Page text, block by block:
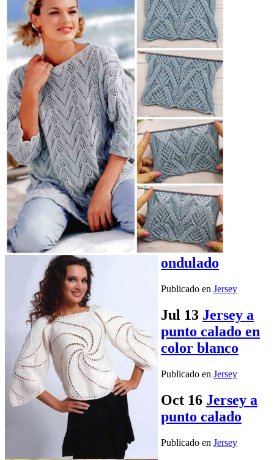
ondulado
Publicado en Jersey
Jul 13 Jersey a
punto calado en
color blanco
Publicado en Jersey
Oct 16 Jersey a
punto calado
Publicado en Jersey